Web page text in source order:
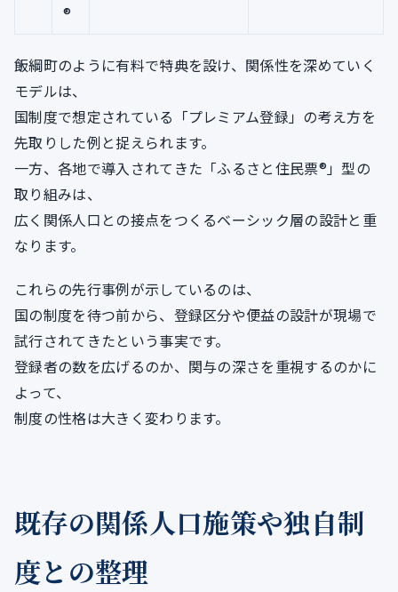
®
飯綱町のように有料で特典を設け、関係性を深めていく
モデルは、
国制度で想定されている「プレミアム登録」の考え方を
先取りした例と捉えられます。
一方、各地で導入されてきた「ふるさと住民票®」型の
取り組みは、
広く関係人口との接点をつくるベーシック層の設計と重
なります。
これらの先行事例が示しているのは、
国の制度を待つ前から、登録区分や便益の設計が現場で
試行されてきたという事実です。
登録者の数を広げるのか、関与の深さを重視するのかに
よって、
制度の性格は大きく変わります。
既存の関係人口施策や独自制
度との整理